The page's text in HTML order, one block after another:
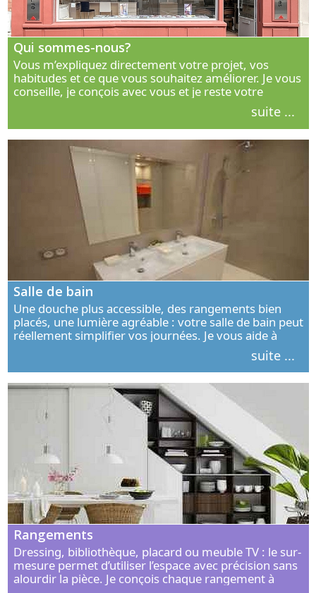
Qui sommes-nous?
Vous m’expliquez directement votre projet, vos
habitudes et ce que vous souhaitez améliorer. Je vous
conseille, je conçois avec vous et je reste votre
interlocuteur principal. Découvrez ma façon de vous
suite ...
Salle de bain
Une douche plus accessible, des rangements bien
placés, une lumière agréable : votre salle de bain peut
réellement simplifier vos journées. Je vous aide à
concevoir un espace élégant, confortable et adapté à
suite ...
Rangements
Dressing, bibliothèque, placard ou meuble TV : le sur-
mesure permet d’utiliser l’espace avec précision sans
alourdir la pièce. Je conçois chaque rangement à